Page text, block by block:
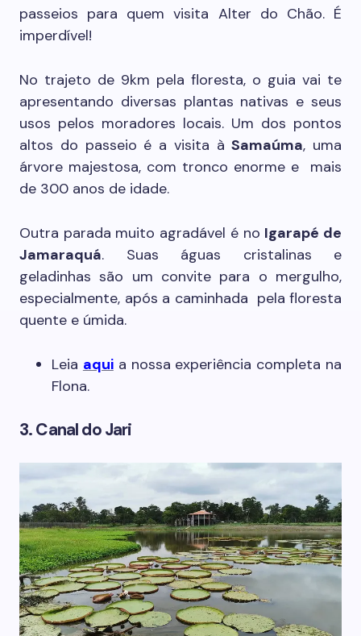
passeios para quem visita Alter do Chão. É
imperdível!
No trajeto de 9km pela floresta, o guia vai te
apresentando diversas plantas nativas e seus
usos pelos moradores locais. Um dos pontos
altos do passeio é a visita àSamaúma, uma
árvore majestosa, com tronco enorme e mais
de 300 anos de idade.
Outra parada muito agradável é no Igarapé de
Jamaraquá. Suas águas cristalinas e
geladinhas são um convite para o mergulho,
especialmente, após a caminhada pela floresta
quente e úmida.
Leia aquia nossa experiência completa na
Flona.
3. Canal do Jari